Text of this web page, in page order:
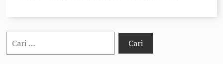
Cari
untuk: